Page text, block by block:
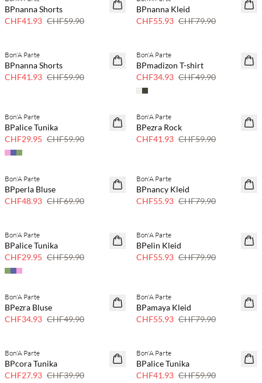
BPnanna Shorts
CHF41.93 CHF59.90
BPnanna Kleid
CHF55.93 CHF79.90
SAVE20
Bon'A Parte
BPnanna Shorts
CHF41.93 CHF59.90
SAVE20
Bon'A Parte
BPmadizon T-shirt
CHF34.93 CHF49.90
SAVE20
Bon'A Parte
BPalice Tunika
CHF29.95 CHF59.90
SAVE20
Bon'A Parte
BPezra Rock
CHF41.93 CHF59.90
SAVE20
30 % Rabatt
Bon'A Parte
BPperla Bluse
CHF48.93 CHF69.90
SAVE20
30 % Rabatt
Bon'A Parte
BPnancy Kleid
CHF55.93 CHF79.90
SAVE20
Bon'A Parte
BPalice Tunika
CHF29.95 CHF59.90
SAVE20
Bon'A Parte
BPelin Kleid
CHF55.93 CHF79.90
SAVE20
Bon'A Parte
BPezra Bluse
CHF34.93 CHF49.90
SAVE20
30 % Rabatt
Bon'A Parte
BPamaya Kleid
CHF55.93 CHF79.90
SAVE20
Bon'A Parte
BPcora Tunika
CHF27.93 CHF39.90
SAVE20
Bon'A Parte
BPalice Tunika
CHF41.93 CHF59.90